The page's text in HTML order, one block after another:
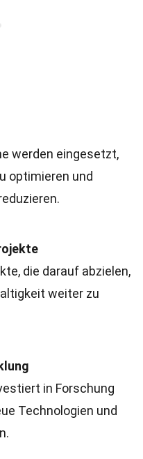
werden eingesetzt,
optimieren und
die darauf abzielen,
weiter zu
in Forschung
Technologien und